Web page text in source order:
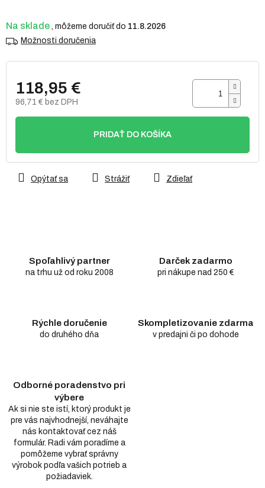
Na sklade
11.8.2026
Možnosti doručenia
118,95 €
96,71 € bez DPH
Jednotková
PRIDAŤ DO KOŠÍKA
Opýtať sa Strážiť Zdieľať
Spoľahlivý partner
na trhu už od roku 2008
Darček zadarmo
pri nákupe nad 250 €
Rýchle doručenie
do druhého dňa
Skompletizovanie zdarma
v predajni či po dohode
Odborné poradenstvo pri
výbere
Ak si nie ste istí, ktorý produkt je
pre vás najvhodnejší, neváhajte
nás kontaktovať cez náš
formulár. Radi vám poradíme a
pomôžeme vybrať správny
výrobok podľa vašich potrieb a
požiadaviek.